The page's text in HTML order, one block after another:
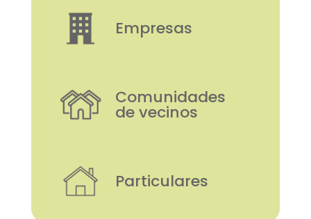
Empresas
Comunidades
de vecinos
Particulares